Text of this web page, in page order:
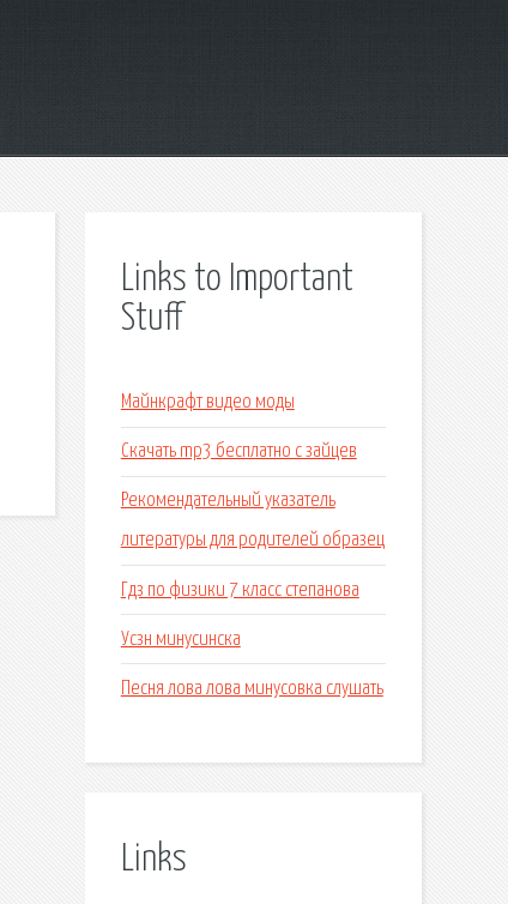
Links to Important
Stuff
Майнкрафт видео моды
Скачать mp3 бесплатно с зайцев
Рекомендательный указатель
литературы для родителей образец
Гдз по физики 7 класс степанова
Усзн минусинска
Песня лова лова минусовка слушать
Links